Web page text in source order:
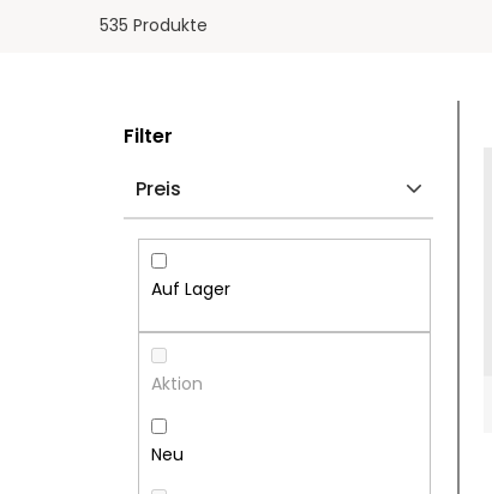
535 Produkte
Filter
Preis
Auf Lager
Aktion
Neu